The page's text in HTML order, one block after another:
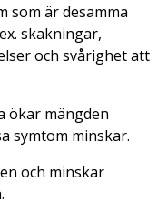
som är desamma
skakningar,
och svårighet att
ökar mängden
symtom minskar.
och minskar